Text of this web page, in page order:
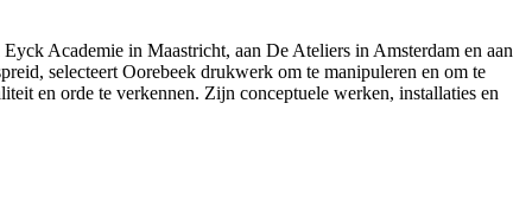
Academie in Maastricht, aan De Ateliers in Amsterdam en aan
selecteert Oorebeek drukwerk om te manipuleren en om te
en orde te verkennen. Zijn conceptuele werken, installaties en